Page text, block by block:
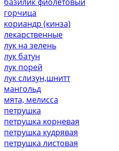
горчица
кориандр (кинза)
лекарственные
лук на зелень
лук батун
лук порей
лук слизун,шнитт
мангольд
мята, мелисса
петрушка
петрушка корневая
петрушка кудрявая
петрушка листовая